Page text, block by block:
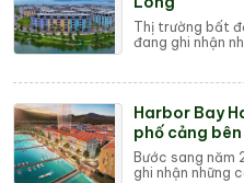
Thị trường bất
đang ghi nhận
Harbor Bay
phố cảng
Bước sang năm
ghi nhận những